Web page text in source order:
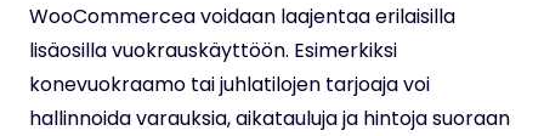
WooCommercea voidaan laajentaa erilaisilla
lisäosilla vuokrauskäyttöön. Esimerkiksi
konevuokraamo tai juhlatilojen tarjoaja voi
hallinnoida varauksia, aikatauluja ja hintoja suoraan